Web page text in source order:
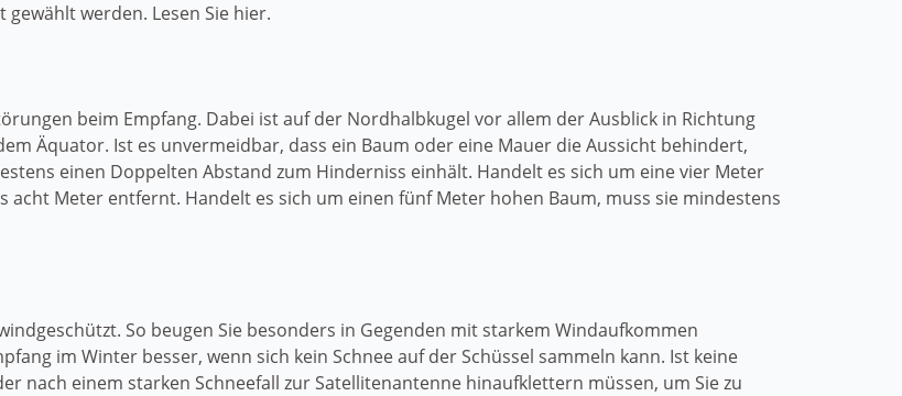
werden. Lesen Sie hier.
beim Empfang. Dabei ist auf der Nordhalbkugel vor allem der Ausblick in Richtung
Äquator. Ist es unvermeidbar, dass ein Baum oder eine Mauer die Aussicht behindert,
einen Doppelten Abstand zum Hinderniss einhält. Handelt es sich um eine vier Meter
Meter entfernt. Handelt es sich um einen fünf Meter hohen Baum, muss sie mindestens
So beugen Sie besonders in Gegenden mit starkem Windaufkommen
im Winter besser, wenn sich kein Schnee auf der Schüssel sammeln kann. Ist keine
nach einem starken Schneefall zur Satellitenantenne hinaufklettern müssen, um Sie zu